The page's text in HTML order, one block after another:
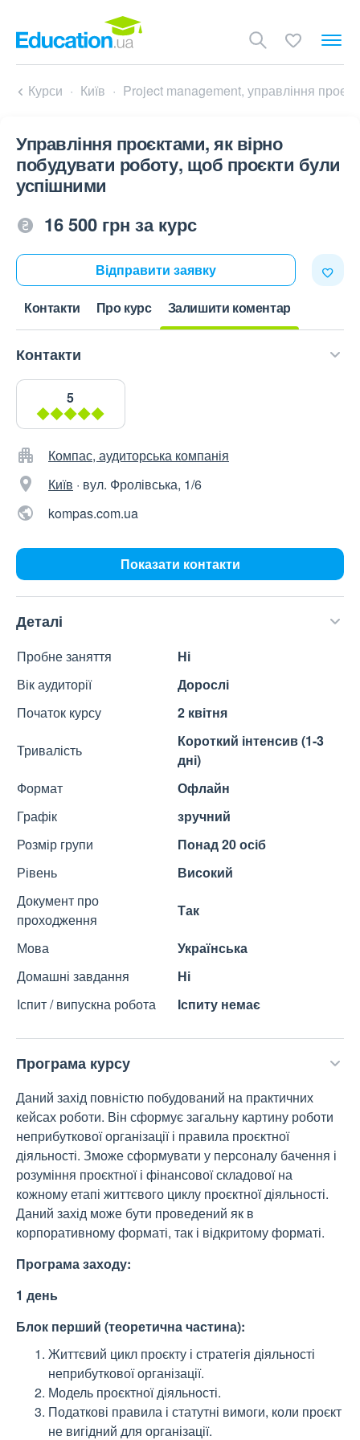
Курси Київ Project management, управління
Управління проєктами, як вірно
побудувати роботу, щоб проєкти були
успішними
16 500 грн за курс
Відправити заявку
Контакти Про курс Залишити коментар
Контакти
5
Компас, аудиторська компанія
Київ · вул. Фролівська, 1/6
kompas.com.ua
Показати контакти
Деталі
Пробне заняття
Ні
Вік аудиторії
Дорослі
Початок курсу
2 квітня
Тривалість
Короткий інтенсив (1-3
дні)
Формат
Офлайн
Графік
зручний
Розмір групи
Понад 20 осіб
Рівень
Високий
Документ про
проходження
Так
Мова
Українська
Домашні завдання
Ні
Іспит / випускна робота
Іспиту немає
Програма курсу
Даний захід повністю побудований на практичних
кейсах роботи. Він сформує загальну картину роботи
неприбуткової організації і правила проєктної
діяльності. Зможе сформувати у персоналу бачення і
розуміння проєктної і фінансової складової на
кожному етапі життєвого циклу проєктної діяльності.
Даний захід може бути проведений як в
корпоративному форматі, так і відкритому форматі.
Програма заходу:
1 день
Блок перший (теоретична частина):
Життєвий цикл проєкту і стратегія діяльності
неприбуткової організації.
Модель проєктної діяльності.
Податкові правила і статутні вимоги, коли проєкт
не вигідний для організації.